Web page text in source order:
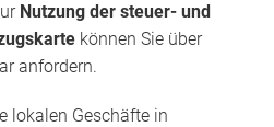
Nutzung der steuer- und
können Sie über
anfordern.
lokalen Geschäfte in